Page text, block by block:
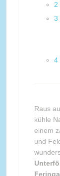
2
3
4
Raus
kühle
einem
und